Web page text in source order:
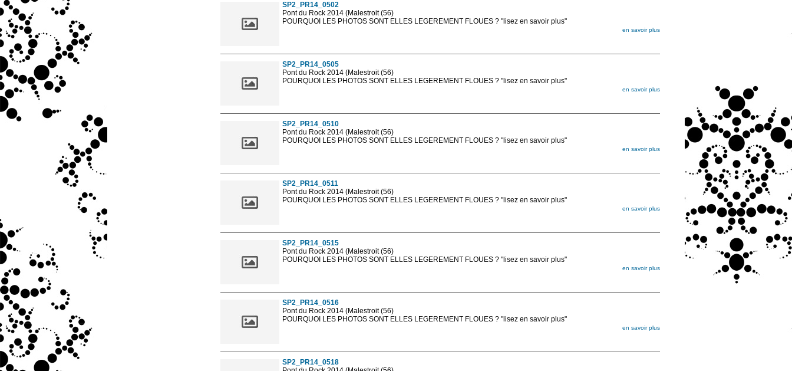
SP2_PR14_0502
Pont du Rock 2014 (Malestroit (56)
POURQUOI LES PHOTOS SONT ELLES LEGEREMENT FLOUES ? "lisez en savoir plus"
en savoir plus
SP2_PR14_0505
Pont du Rock 2014 (Malestroit (56)
POURQUOI LES PHOTOS SONT ELLES LEGEREMENT FLOUES ? "lisez en savoir plus"
en savoir plus
SP2_PR14_0510
Pont du Rock 2014 (Malestroit (56)
POURQUOI LES PHOTOS SONT ELLES LEGEREMENT FLOUES ? "lisez en savoir plus"
en savoir plus
SP2_PR14_0511
Pont du Rock 2014 (Malestroit (56)
POURQUOI LES PHOTOS SONT ELLES LEGEREMENT FLOUES ? "lisez en savoir plus"
en savoir plus
SP2_PR14_0515
Pont du Rock 2014 (Malestroit (56)
POURQUOI LES PHOTOS SONT ELLES LEGEREMENT FLOUES ? "lisez en savoir plus"
en savoir plus
SP2_PR14_0516
Pont du Rock 2014 (Malestroit (56)
POURQUOI LES PHOTOS SONT ELLES LEGEREMENT FLOUES ? "lisez en savoir plus"
en savoir plus
SP2_PR14_0518